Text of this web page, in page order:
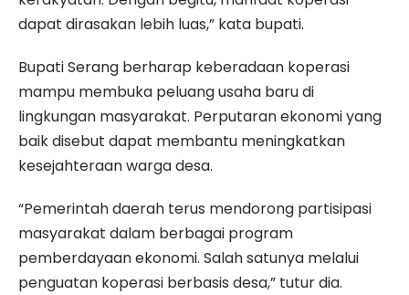
dapat dirasakan lebih luas,” kata bupati.
Bupati Serang berharap keberadaan koperasi
mampu membuka peluang usaha baru di
lingkungan masyarakat. Perputaran ekonomi yang
baik disebut dapat membantu meningkatkan
kesejahteraan warga desa.
“Pemerintah daerah terus mendorong partisipasi
masyarakat dalam berbagai program
pemberdayaan ekonomi. Salah satunya melalui
penguatan koperasi berbasis desa,” tutur dia.